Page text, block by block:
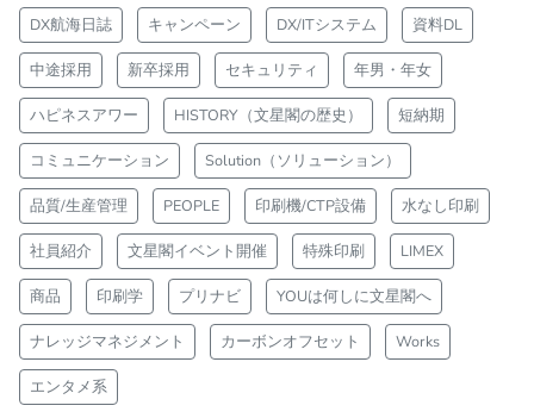
DX航海日誌 キャンペーン DX/ITシステム 資料DL
中途採用 新卒採用 セキュリティ 年男・年女
ハピネスアワー HISTORY（文星閣の歴史） 短納期
コミュニケーション Solution（ソリューション）
品質/生産管理 PEOPLE 印刷機/CTP設備 水なし印刷
社員紹介 文星閣イベント開催 特殊印刷 LIMEX
商品 印刷学 プリナビ YOUは何しに文星閣へ
ナレッジマネジメント カーボンオフセット Works
エンタメ系